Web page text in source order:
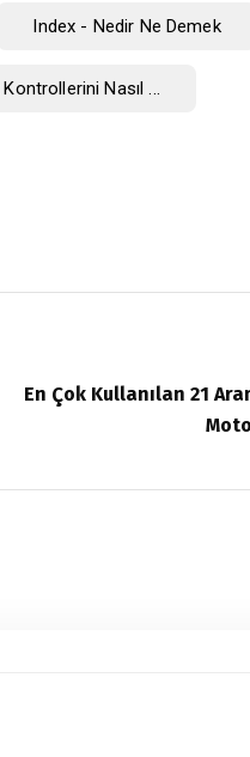
Index - Nedir Ne Demek
Nasıl ...
En Çok Kullanılan 21